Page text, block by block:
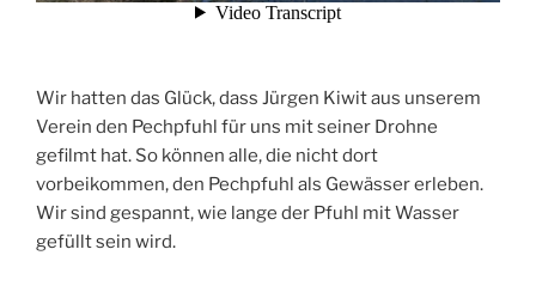
Wir hatten das Glück, dass Jürgen Kiwit aus unserem
Verein den Pechpfuhl für uns mit seiner Drohne
gefilmt hat. So können alle, die nicht dort
vorbeikommen, den Pechpfuhl als Gewässer erleben.
Wir sind gespannt, wie lange der Pfuhl mit Wasser
gefüllt sein wird.